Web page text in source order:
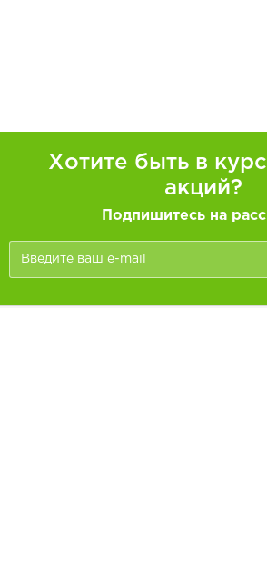
Хотите быть в
акций?
Подпишитесь на